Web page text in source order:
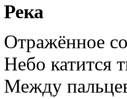
Река
Отражённое
Небо катится
Между